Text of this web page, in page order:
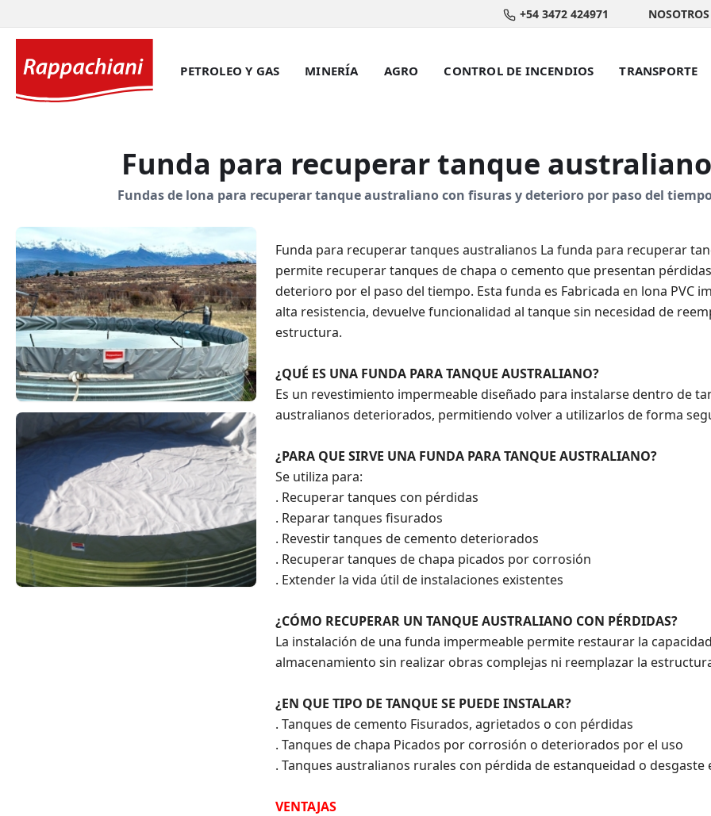
+54 3472 424971 NOSOTROS
PETROLEO Y GAS MINERÍA AGRO CONTROL DE INCENDIOS TRANSPORTE
Funda para recuperar tanque australiano
Fundas de lona para recuperar tanque australiano con fisuras y deterioro por paso del
Funda para recuperar tanques australianos La funda para recuperar
permite recuperar tanques de chapa o cemento que presentan
deterioro por el paso del tiempo. Esta funda es Fabricada en lona PVC
alta resistencia, devuelve funcionalidad al tanque sin necesidad de
estructura.
¿QUÉ ES UNA FUNDA PARA TANQUE AUSTRALIANO?
Es un revestimiento impermeable diseñado para instalarse dentro de
australianos deteriorados, permitiendo volver a utilizarlos de forma
¿PARA QUE SIRVE UNA FUNDA PARA TANQUE AUSTRALIANO?
Se utiliza para:
. Recuperar tanques con pérdidas
. Reparar tanques fisurados
. Revestir tanques de cemento deteriorados
. Recuperar tanques de chapa picados por corrosión
. Extender la vida útil de instalaciones existentes
¿CÓMO RECUPERAR UN TANQUE AUSTRALIANO CON PÉRDIDAS?
La instalación de una funda impermeable permite restaurar la
almacenamiento sin realizar obras complejas ni reemplazar la
¿EN QUE TIPO DE TANQUE SE PUEDE INSTALAR?
. Tanques de cemento Fisurados, agrietados o con pérdidas
. Tanques de chapa Picados por corrosión o deteriorados por el uso
. Tanques australianos rurales con pérdida de estanqueidad o
VENTAJAS